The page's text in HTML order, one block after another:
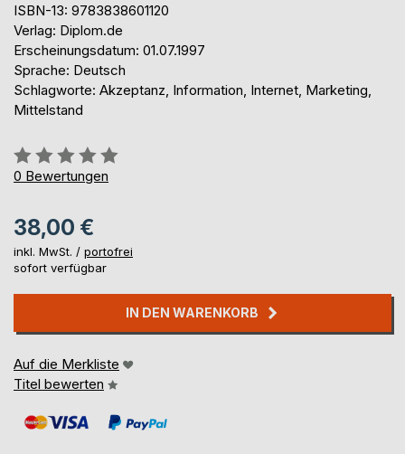
ISBN-13: 9783838601120
Verlag: Diplom.de
Erscheinungsdatum: 01.07.1997
Sprache: Deutsch
Schlagworte: Akzeptanz, Information, Internet, Marketing,
Mittelstand
Bewertung::
0%
0 Bewertungen
38,00 €
inkl. MwSt. / portofrei
sofort verfügbar
IN DEN WARENKORB
Auf die Merkliste
Titel bewerten